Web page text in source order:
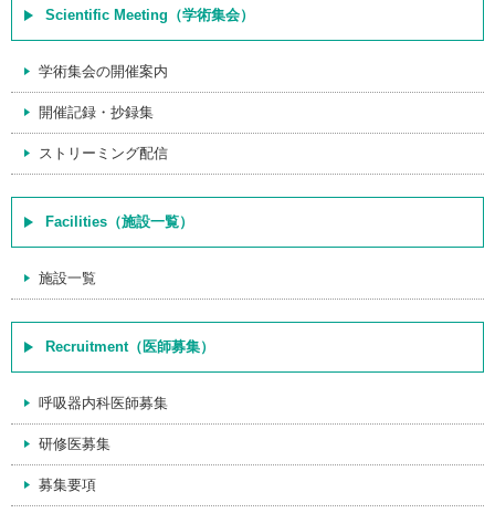
Scientific Meeting（学術集会）
学術集会の開催案内
開催記録・抄録集
ストリーミング配信
Facilities（施設一覧）
施設一覧
Recruitment（医師募集）
呼吸器内科医師募集
研修医募集
募集要項